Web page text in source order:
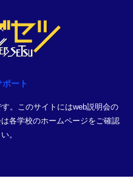
ポート
。このサイトにはweb説明会の
各学校のホームページをご確認
。